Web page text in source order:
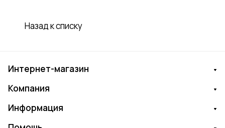
Назад к списку
Интернет-магазин
Компания
Информация